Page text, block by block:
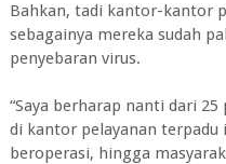
Bahkan, tadi kantor-kantor
sebagainya mereka sudah
penyebaran virus.
“Saya berharap nanti dari
di kantor pelayanan terpadu
beroperasi, hingga